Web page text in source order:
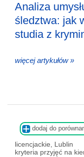
Analiza
śledztwa: jak
studia z
więcej artykułów »
dodaj do
licencjackie, Lublin
kryteria przyjęć na